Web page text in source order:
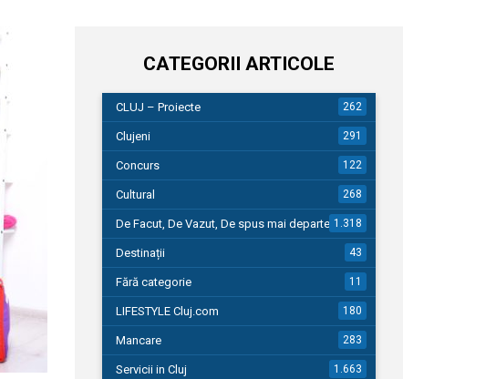
CATEGORII ARTICOLE
CLUJ – Proiecte 262
Clujeni 291
Concurs 122
Cultural 268
De Facut, De Vazut, De spus mai departe…1.318
Destinații 43
Fără categorie 11
LIFESTYLE Cluj.com 180
Mancare 283
Servicii in Cluj 1.663